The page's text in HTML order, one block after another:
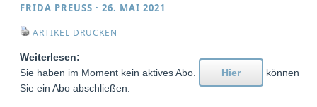
FRIDA PREUSS ·26. MAI 2021
ARTIKEL DRUCKEN
Weiterlesen:
Sie haben im Moment kein aktives Abo.
Hier
können
Sie ein Abo abschließen.